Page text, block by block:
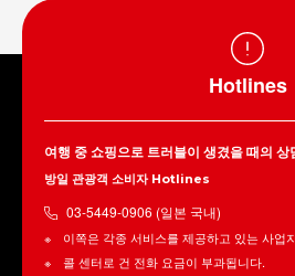
Hotlines
여행 중 쇼핑으로 트러블이 생겼을 때의 상
방일 관광객 소비자 Hotlines
03-5449-0906 (일본 국내)
이쪽은 각종 서비스를 제공하고 있는 사업
콜 센터로 건 전화 요금이 부과됩니다.